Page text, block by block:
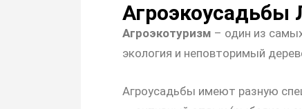
Агроэкоусадьбы
Агроэкотуризм – один из
экология и неповторимый
Агроусадьбы имеют разную